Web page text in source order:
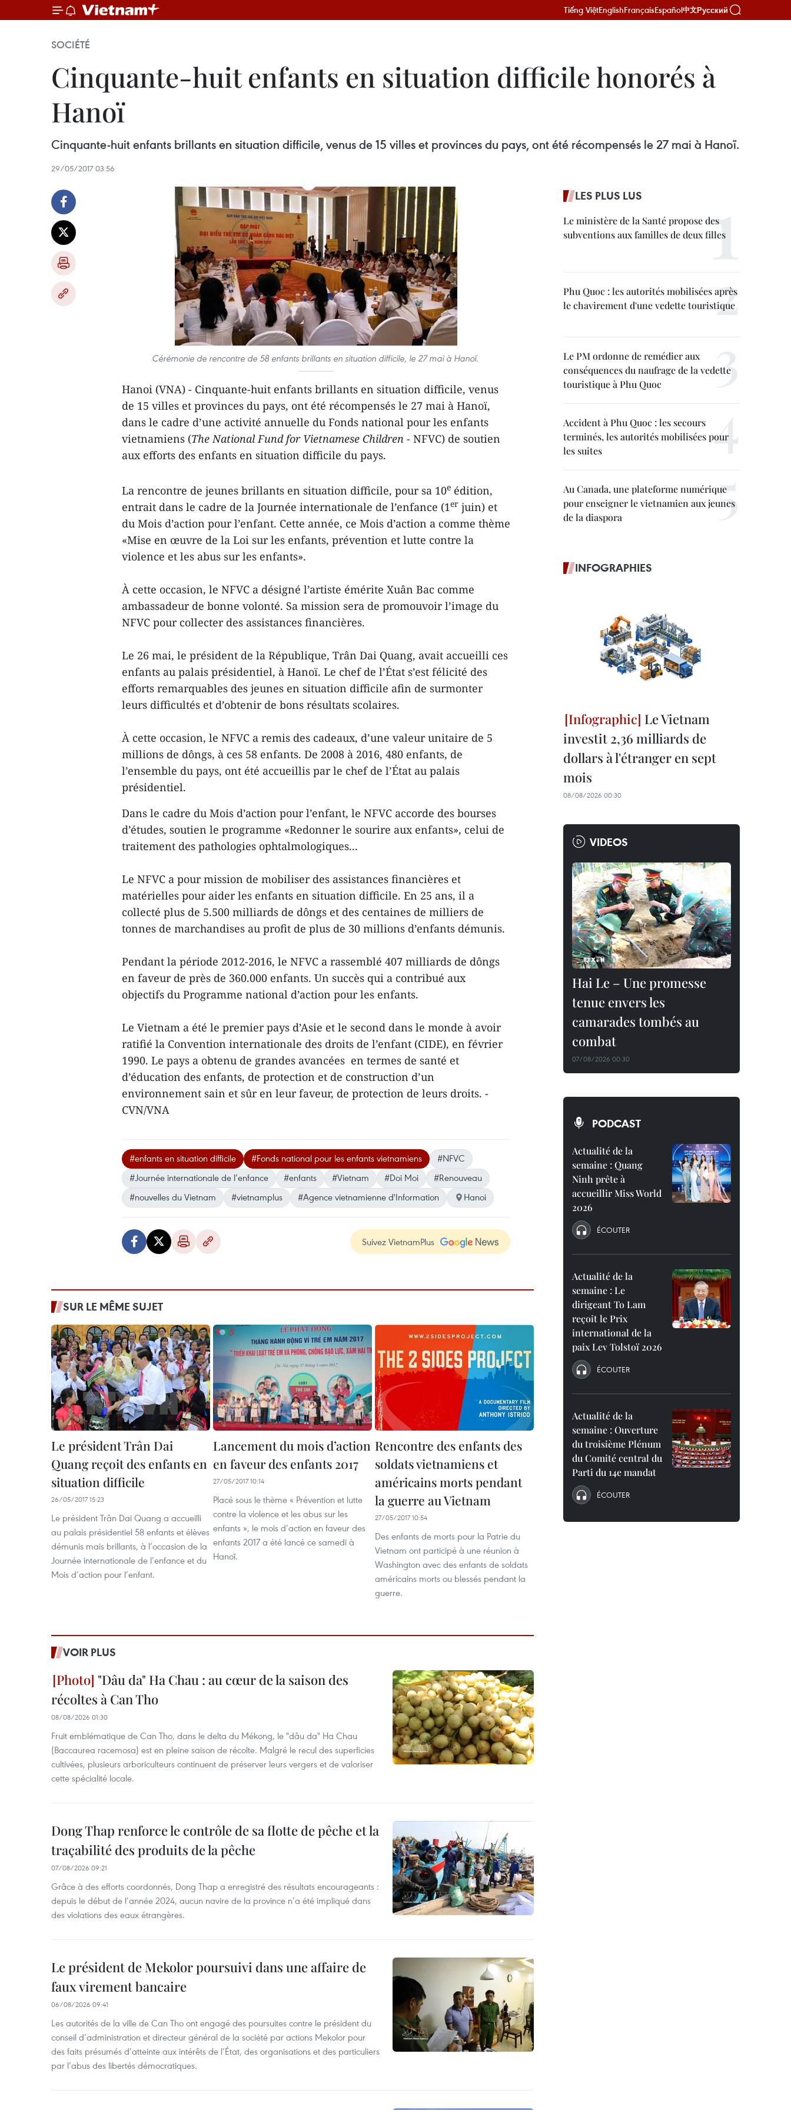
Tiếng ViệtEnglishFrançaisEspañol中文Русский
SOCIÉTÉ
Cinquante-huit enfants en situation difficile honorés à
Hanoï
Cinquante-huit enfants brillants en situation difficile, venus de 15 villes et provinces du pays, ont été récompensés le 27 mai à Hanoï.
29/05/2017 03:56
Cérémonie de rencontre de 58 enfants brillants en situation difficile, le 27 mai à Hanoï.
Hanoi (VNA) - Cinquante-huit enfants brillants en situation difficile, venus
de 15 villes et provinces du pays, ont été récompensés le 27 mai à Hanoï,
dans le cadre d’une activité annuelle du Fonds national pour les enfants
vietnamiens (The National Fund for Vietnamese Children - NFVC) de soutien
aux efforts des enfants en situation difficile du pays.
La rencontre de jeunes brillants en situation difficile, pour sa 10e édition,
entrait dans le cadre de la Journée internationale de l’enfance (1er juin) et
du Mois d’action pour l’enfant. Cette année, ce Mois d’action a comme thème
«Mise en œuvre de la Loi sur les enfants, prévention et lutte contre la
violence et les abus sur les enfants».
À cette occasion, le NFVC a désigné l’artiste émérite Xuân Bac comme
ambassadeur de bonne volonté. Sa mission sera de promouvoir l’image du
NFVC pour collecter des assistances financières.
Le 26 mai, le président de la République, Trân Dai Quang, avait accueilli ces
enfants au palais présidentiel, à Hanoï. Le chef de l’État s’est félicité des
efforts remarquables des jeunes en situation difficile afin de surmonter
leurs difficultés et d’obtenir de bons résultats scolaires.
À cette occasion, le NFVC a remis des cadeaux, d’une valeur unitaire de 5
millions de dôngs, à ces 58 enfants. De 2008 à 2016, 480 enfants, de
l’ensemble du pays, ont été accueillis par le chef de l’État au palais
présidentiel.
Dans le cadre du Mois d’action pour l’enfant, le NFVC accorde des bourses
d’études, soutien le programme «Redonner le sourire aux enfants», celui de
traitement des pathologies ophtalmologiques...
Le NFVC a pour mission de mobiliser des assistances financières et
matérielles pour aider les enfants en situation difficile. En 25 ans, il a
collecté plus de 5.500 milliards de dôngs et des centaines de milliers de
tonnes de marchandises au profit de plus de 30 millions d’enfants démunis.
Pendant la période 2012-2016, le NFVC a rassemblé 407 milliards de dôngs
en faveur de près de 360.000 enfants. Un succès qui a contribué aux
objectifs du Programme national d’action pour les enfants.
Le Vietnam a été le premier pays d’Asie et le second dans le monde à avoir
ratifié la Convention internationale des droits de l’enfant (CIDE), en février
1990. Le pays a obtenu de grandes avancées en termes de santé et
d’éducation des enfants, de protection et de construction d’un
environnement sain et sûr en leur faveur, de protection de leurs droits. -
CVN/VNA
#enfants en situation difficile #Fonds national pour les enfants vietnamiens
#NFVC
#Journée internationale de l’enfance
#enfants #Vietnam #Doi Moi
#Renouveau
#nouvelles du Vietnam
#vietnamplus #Agence vietnamienne d'Information Hanoi
Suivez VietnamPlus
SUR LE MÊME SUJET
Le président Trân Dai
Quang reçoit des enfants en
situation difficile
26/05/2017 15:23
Le président Trân Dai Quang a accueilli
au palais présidentiel 58 enfants et élèves
démunis mais brillants, à l’occasion de la
Journée internationale de l’enfance et du
Mois d’action pour l’enfant.
Lancement du mois d’action
en faveur des enfants 2017
27/05/2017 10:14
Placé sous le thème « Prévention et lutte
contre la violence et les abus sur les
enfants », le mois d’action en faveur des
enfants 2017 a été lancé ce samedi à
Hanoï.
Rencontre des enfants des
soldats vietnamiens et
américains morts pendant
la guerre au Vietnam
27/05/2017 10:54
Des enfants de morts pour la Patrie du
Vietnam ont participé à une réunion à
Washington avec des enfants de soldats
américains morts ou blessés pendant la
guerre.
VOIR PLUS
"Dâu da" Ha Chau : au cœur de la saison des
récoltes à Can Tho
08/08/2026 01:30
Fruit emblématique de Can Tho, dans le delta du Mékong, le "dâu da" Ha Chau
(Baccaurea racemosa) est en pleine saison de récolte. Malgré le recul des superficies
cultivées, plusieurs arboriculteurs continuent de préserver leurs vergers et de valoriser
cette spécialité locale.
Dong Thap renforce le contrôle de sa flotte de pêche et la
traçabilité des produits de la pêche
07/08/2026 09:21
Grâce à des efforts coordonnés, Dong Thap a enregistré des résultats encourageants :
depuis le début de l’année 2024, aucun navire de la province n’a été impliqué dans
des violations des eaux étrangères.
Le président de Mekolor poursuivi dans une affaire de
faux virement bancaire
06/08/2026 09:41
Les autorités de la ville de Can Tho ont engagé des poursuites contre le président du
conseil d’administration et directeur général de la société par actions Mekolor pour
des faits présumés d’atteinte aux intérêts de l’État, des organisations et des particuliers
par l’abus des libertés démocratiques.
LES PLUS LUS
Le ministère de la Santé propose des
subventions aux familles de deux filles
Phu Quoc : les autorités mobilisées après
le chavirement d'une vedette touristique
Le PM ordonne de remédier aux
conséquences du naufrage de la vedette
touristique à Phu Quoc
Accident à Phu Quoc : les secours
terminés, les autorités mobilisées pour
les suites
Au Canada, une plateforme numérique
pour enseigner le vietnamien aux jeunes
de la diaspora
INFOGRAPHIES
Le Vietnam
investit 2,36 milliards de
dollars à l'étranger en sept
mois
08/08/2026 00:30
VIDEOS
Hai Le – Une promesse
tenue envers les
camarades tombés au
combat
07/08/2026 00:30
PODCAST
Actualité de la
semaine : Quang
Ninh prête à
accueillir Miss World
2026
ÉCOUTER
Actualité de la
semaine : Le
dirigeant To Lam
reçoit le Prix
international de la
paix Lev Tolstoï 2026
ÉCOUTER
Actualité de la
semaine : Ouverture
du troisième Plénum
du Comité central du
Parti du 14e mandat
ÉCOUTER